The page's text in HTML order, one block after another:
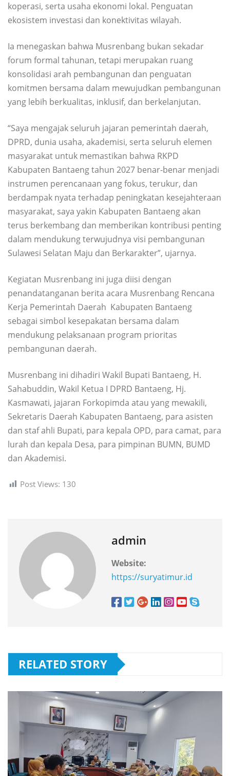
koperasi, serta usaha ekonomi lokal. Penguatan
ekosistem investasi dan konektivitas wilayah.
Ia menegaskan bahwa Musrenbang bukan sekadar
forum formal tahunan, tetapi merupakan ruang
konsolidasi arah pembangunan dan penguatan
komitmen bersama dalam mewujudkan pembangunan
yang lebih berkualitas, inklusif, dan berkelanjutan.
“Saya mengajak seluruh jajaran pemerintah daerah,
DPRD, dunia usaha, akademisi, serta seluruh elemen
masyarakat untuk memastikan bahwa RKPD
Kabupaten Bantaeng tahun 2027 benar-benar menjadi
instrumen perencanaan yang fokus, terukur, dan
berdampak nyata terhadap peningkatan kesejahteraan
masyarakat, saya yakin Kabupaten Bantaeng akan
terus berkembang dan memberikan kontribusi penting
dalam mendukung terwujudnya visi pembangunan
Sulawesi Selatan Maju dan Berkarakter”, ujarnya.
Kegiatan Musrenbang ini juga diisi dengan
penandatanganan berita acara Musrenbang Rencana
Kerja Pemerintah Daerah Kabupaten Bantaeng
sebagai simbol kesepakatan bersama dalam
mendukung pelaksanaan program prioritas
pembangunan daerah.
Musrenbang ini dihadiri Wakil Bupati Bantaeng, H.
Sahabuddin, Wakil Ketua I DPRD Bantaeng, Hj.
Kasmawati, jajaran Forkopimda atau yang mewakili,
Sekretaris Daerah Kabupaten Bantaeng, para asisten
dan staf ahli Bupati, para kepala OPD, para camat, para
lurah dan kepala Desa, para pimpinan BUMN, BUMD
dan Akademisi.
Post Views: 130
admin
Website:
https://suryatimur.id
RELATED STORY